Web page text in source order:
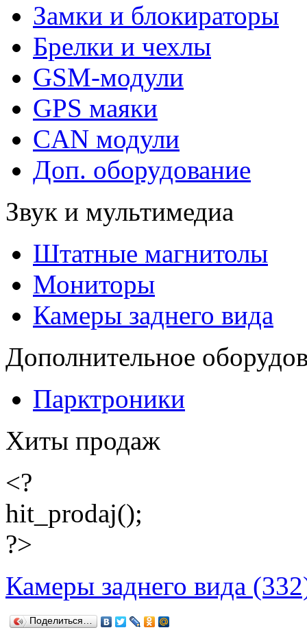
Замки и блокираторы
Брелки и чехлы
GSM-модули
GPS маяки
CAN модули
Доп. оборудование
Звук и мультимедиа
Штатные магнитолы
Мониторы
Камеры заднего вида
Дополнительное
Парктроники
Хиты продаж
<?
hit_prodaj();
?>
Камеры заднего вида
Поделиться…